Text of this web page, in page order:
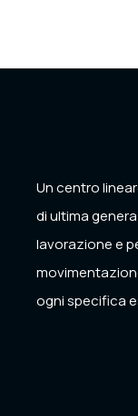
Un centro
di ultima
lavorazione e
ogni specifica